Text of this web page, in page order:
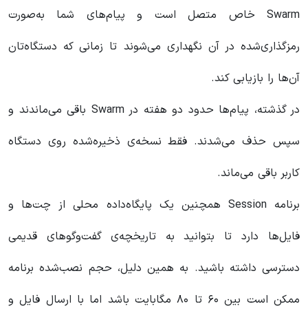
Swarm خاص متصل است و پیام‌های شما به‌صورت
رمزگذاری‌شده در آن نگهداری می‌شوند تا زمانی که دستگاه‌تان
آن‌ها را بازیابی کند.
در گذشته، پیام‌ها حدود دو هفته در Swarm باقی می‌ماندند و
سپس حذف می‌شدند. فقط نسخه‌ی ذخیره‌شده روی دستگاه
کاربر باقی می‌ماند.
برنامه Session همچنین یک پایگاه‌داده محلی از چت‌ها و
فایل‌ها دارد تا بتوانید به تاریخچه‌ی گفت‌وگوهای قدیمی
دسترسی داشته باشید. به همین دلیل، حجم نصب‌شده برنامه
ممکن است بین ۶۰ تا ۸۰ مگابایت باشد اما با ارسال فایل و